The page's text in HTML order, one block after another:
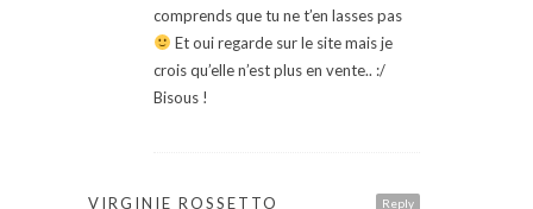
comprends que tu ne t’en lasses pas
Et oui regarde sur le site mais je
crois qu’elle n’est plus en vente.. :/
Bisous !
Reply
VIRGINIE ROSSETTO